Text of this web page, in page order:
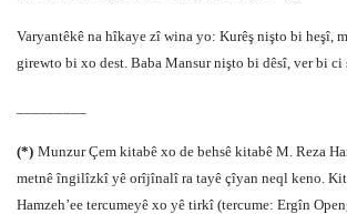
Varyantêkê na hîkaye zî wina yo: Kurêş nişto bi heşî,
girewto bi xo dest. Baba Mansur nişto bi dêsî, ver bi
(*) Munzur Çem kitabê xo de behsê kitabê M. Reza
metnê îngilîzkî yê orîjînalî ra tayê çîyan neql keno.
Hamzeh’ee tercumeyê xo yê tirkî (tercume: Ergîn